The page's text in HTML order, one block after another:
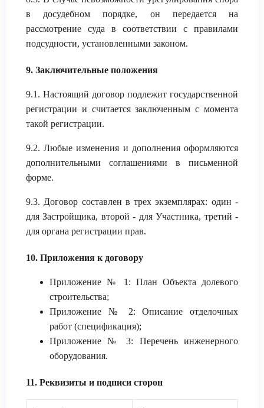
в досудебном порядке, он передается на
рассмотрение суда в соответствии с правилами
подсудности, установленными законом.
9. Заключительные положения
9.1. Настоящий договор подлежит государственной
регистрации и считается заключенным с момента
такой регистрации.
9.2. Любые изменения и дополнения оформляются
дополнительными соглашениями в письменной
форме.
9.3. Договор составлен в трех экземплярах: один -
для Застройщика, второй - для Участника, третий -
для органа регистрации прав.
10. Приложения к договору
Приложение № 1: План Объекта долевого
строительства;
Приложение № 2: Описание отделочных
работ (спецификация);
Приложение № 3: Перечень инженерного
оборудования.
11. Реквизиты и подписи сторон